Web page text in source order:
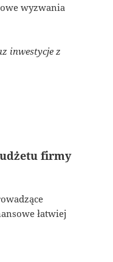
wyzwania
inwestycje z
firmy
łatwiej